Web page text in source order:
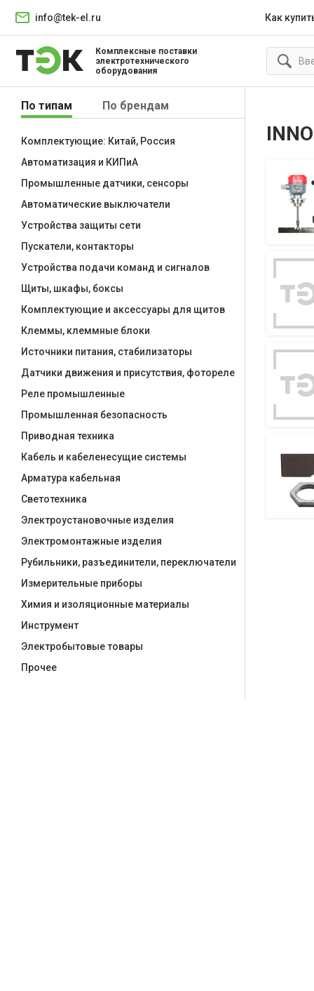
info@tek-el.ru Как
Комплексные поставки
электротехнического
оборудования
По типам По брендам
Комплектующие: Китай, Россия
Автоматизация и КИПиА
Промышленные датчики, сенсоры
Автоматические выключатели
Устройства защиты сети
Пускатели, контакторы
Устройства подачи команд и сигналов
Щиты, шкафы, боксы
Комплектующие и аксессуары для щитов
Клеммы, клеммные блоки
Источники питания, стабилизаторы
Датчики движения и присутствия, фотореле
Реле промышленные
Промышленная безопасность
Приводная техника
Кабель и кабеленесущие системы
Арматура кабельная
Светотехника
Электроустановочные изделия
Электромонтажные изделия
Рубильники, разъединители, переключатели
Измерительные приборы
Химия и изоляционные материалы
Инструмент
Электробытовые товары
Прочее